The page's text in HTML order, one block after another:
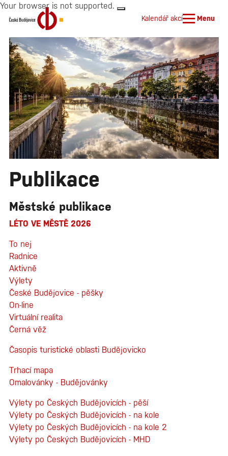
Your browser is not supported.
Kalendář akcí Menu
Publikace
Městské publikace
LÉTO VE MĚSTĚ 2026
To nej
Radnice
Aktivně
Výlety
České Budějovice - pěšky
On-line
Virtuální realita
Černá věž
Časopis turistické oblasti Budějovicko
Trhací mapa
Omalovánky - Budějovánky
Výlety po Českých Budějovicích - pěší
Výlety po Českých Budějovicích - na kole
Výlety po Českých Budějovicích - na kole 2
Výlety po Českých Budějovicích - MHD